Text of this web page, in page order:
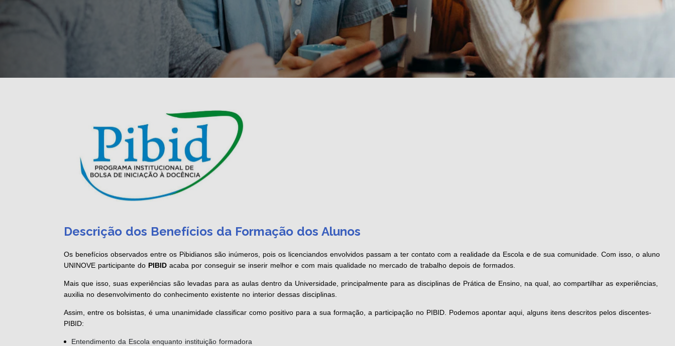
Descrição dos Benefícios da Formação dos Alunos
Os benefícios observados entre os Pibidianos são inúmeros, pois os licenciandos envolvidos passam a ter contato com a realidade da Escola e de sua comunidade. Com isso, o aluno
UNINOVE participante do PIBID acaba por conseguir se inserir melhor e com mais qualidade no mercado de trabalho depois de formados.
Mais que isso, suas experiências são levadas para as aulas dentro da Universidade, principalmente para as disciplinas de Prática de Ensino, na qual, ao compartilhar as experiências,
auxilia no desenvolvimento do conhecimento existente no interior dessas disciplinas.
Assim, entre os bolsistas, é uma unanimidade classificar como positivo para a sua formação, a participação no PIBID. Podemos apontar aqui, alguns itens descritos pelos discentes-
PIBID:
Entendimento da Escola enquanto instituição formadora